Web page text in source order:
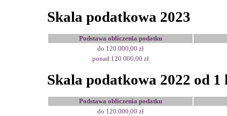
Skala podatkowa 2023
Podstawa obliczenia podatku
do 120 000,00 zł
ponad 120 000,00 zł
Skala podatkowa 2022 od
Podstawa obliczenia podatku
do 120 000,00 zł